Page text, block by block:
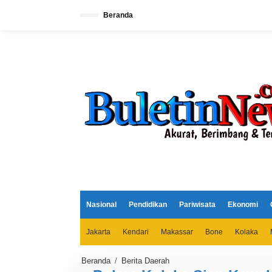
Beranda
Nasional Pendidikan Pariwisata Ekonomi
Jakarta Kendari Makassar Bone Kolaka
Beranda / Berita Daerah